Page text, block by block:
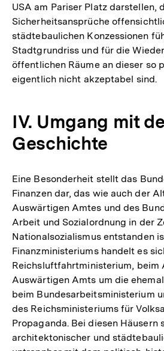
USA am Pariser Platz darstellen,
Sicherheitsansprüche
städtebaulichen Konzessionen
Stadtgrundriss und für die
öffentlichen Räume an dieser so
eigentlich nicht akzeptabel sind.
IV. Umgang mit
Geschichte
Eine Besonderheit stellt das
Finanzen dar, das wie auch der
Auswärtigen Amtes und des
Arbeit und Sozialordnung in der
Nationalsozialismus entstanden
Finanzministeriums handelt es
Reichsluftfahrtministerium, beim
Auswärtigen Amts um die
beim Bundesarbeitsministerium
des Reichsministeriums für
Propaganda. Bei diesen Häusern
architektonischer und